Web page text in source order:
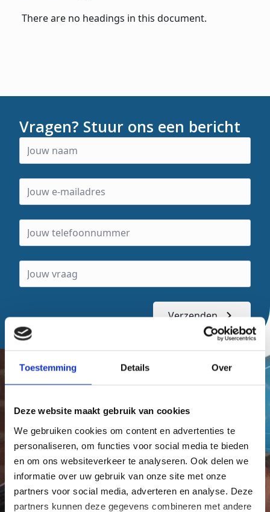
Toestemming Details Over
Deze website maakt gebruik van cookies
We gebruiken cookies om content en advertenties te
personaliseren, om functies voor social media te bieden
en om ons websiteverkeer te analyseren. Ook delen we
informatie over uw gebruik van onze site met onze
partners voor social media, adverteren en analyse. Deze
partners kunnen deze gegevens combineren met andere
There are no headings in this document.
Vragen? Stuur ons een bericht
Verzenden